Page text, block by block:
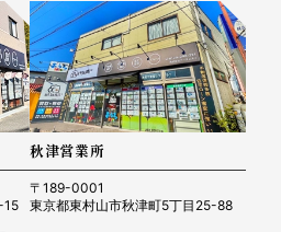
15
秋津営業所
〒189-0001
東京都東村山市秋津町5丁目25-88